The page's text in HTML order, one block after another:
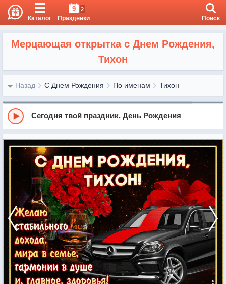
Каталог
9 2
Праздники Поиск
Мерцающая открытка с Днем Рождения,
Тихон
Назад С Днем Рождения По именам Тихон
Сегодня твой праздник, День Рождения